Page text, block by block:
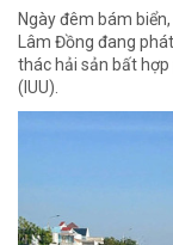
Ngày đêm bám
Lâm Đồng đang
thác hải sản bất
(IUU).